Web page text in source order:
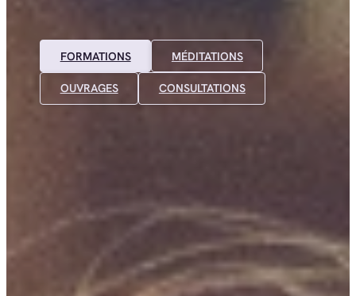
FORMATIONS MÉDITATIONS
OUVRAGES CONSULTATIONS